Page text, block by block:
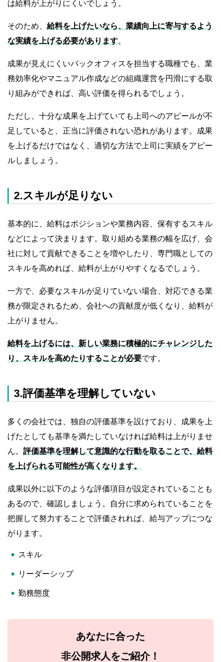
は給料が上がりにくいでしょう。
そのため、 給料を上げたいなら、業績向上に寄与するよう
な実績を上げる必要があります。
成果が見えにくいバックオフィスを担当する職種でも、業
務効率化やマニュアル作成などの組織運営を円滑にする取
り組みができれば、高い評価を得られるでしょう。
ただし、十分な成果を上げていても上司へのアピールが不
足していると、正当に評価されない恐れがあります。成果
を上げるだけではなく、適切な方法で上司に実績をアピー
ルしましょう。
2.スキルが足りない
基本的に、給料はポジションや業務内容、保有するスキル
などによって決まります。取り組める業務の幅を広げ、会
社に対して貢献できることを増やしたり、専門職としての
スキルを高めれば、給料が上がりやすくなるでしょう。
一方で、必要なスキルが足りていない場合、対応できる業
務が限定されるため、会社への貢献度が低くなり、給料が
上がりません。
給料を上げるには、新しい業務に積極的にチャレンジした
り、スキルを高めたりすることが必要です。
3.評価基準を理解していない
多くの会社では、独自の評価基準を設けており、成果を上
げたとしても基準を満たしていなければ給料は上がりませ
ん。 評価基準を理解して意識的な行動を取ることで、給料
を上げられる可能性が高くなります。
成果以外に以下のような評価項目が設定されていることも
あるので、確認しましょう。自分に求められていることを
把握して努力することで評価されれば、給与アップにつな
がります。
スキル
リーダーシップ
勤務態度
あなたに合った
非公開求人をご紹介！